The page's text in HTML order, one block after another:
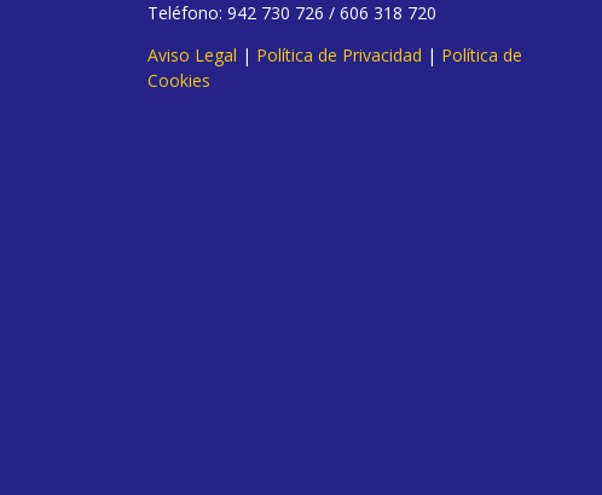
Teléfono: 942 730 726 / 606 318 720
Aviso Legal | Política de Privacidad | Política de
Cookies